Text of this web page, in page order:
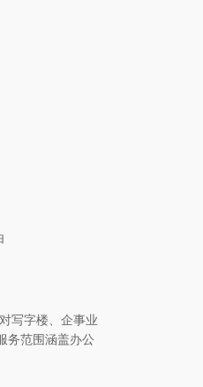
写字楼、企事业
务范围涵盖办公